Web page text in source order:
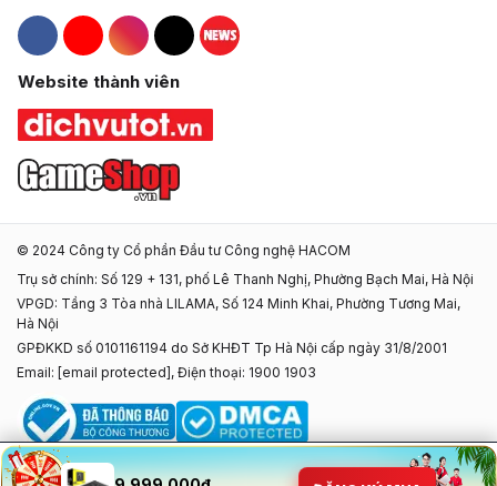
Hacom Facebook
Hacom YouTube
Hacom Instagram
Hacom TikTok
Website thành viên
© 2024 Công ty Cổ phần Đầu tư Công nghệ HACOM
Trụ sở chính: Số 129 + 131, phố Lê Thanh Nghị, Phường Bạch Mai, Hà Nội
VPGD: Tầng 3 Tòa nhà LILAMA, Số 124 Minh Khai, Phường Tương Mai,
Hà Nội
GPĐKKD số 0101161194 do Sở KHĐT Tp Hà Nội cấp ngày 31/8/2001
Email: [email protected] , Điện thoại: 1900 1903